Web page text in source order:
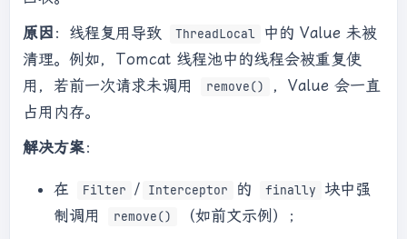
// 日志中自动打印 TraceID（logback 配置）
<pattern>%d{yyyy-MM-dd HH:mm:ss} [%thread]
[%X{traceId}] %-5level %logger{
} -
原因 ：线程复用导致 ThreadLocal
中的 Value 未被
清理。例如，Tomcat 线程池中的线程会被重复使
用，若前一次请求未调用
remove()
，Value 会一直
占用内存。
解决方案：
在 Filter / Interceptor 的 finally 块中强
制调用
remove()
（如前文示例）；